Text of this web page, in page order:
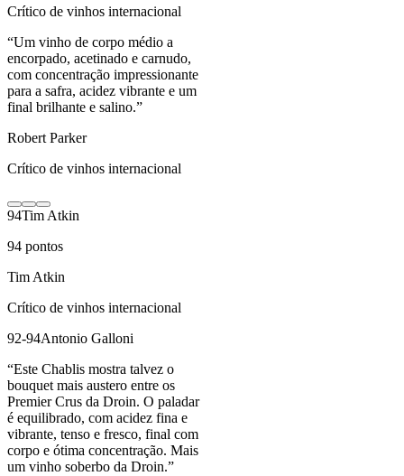
Crítico de vinhos internacional
“Um vinho de corpo médio a
encorpado, acetinado e carnudo,
com concentração impressionante
para a safra, acidez vibrante e um
final brilhante e salino.”
Robert Parker
Crítico de vinhos internacional
94Tim Atkin
94 pontos
Tim Atkin
Crítico de vinhos internacional
92-94Antonio Galloni
“Este Chablis mostra talvez o
bouquet mais austero entre os
Premier Crus da Droin. O paladar
é equilibrado, com acidez fina e
vibrante, tenso e fresco, final com
corpo e ótima concentração. Mais
um vinho soberbo da Droin.”